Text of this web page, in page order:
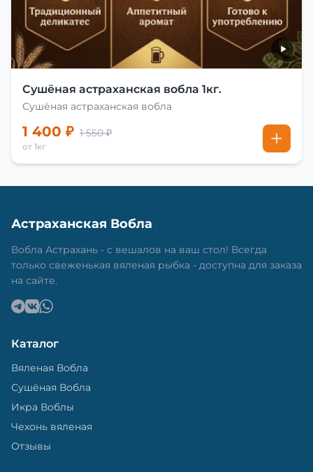
Сушёная астраханская вобла 1кг.
Сушёная астраханская вобла
1 400 ₽ 1 550 ₽
от 1кг
Астраханская Вобла
Вобла Астрахань - с вешалов на ваш стол! Всегда
только свеженькая вяленая рыбка - доступна для заказа
на сайте.
Каталог
Вяленая Вобла
Сушёная Вобла
Икра Воблы
Чехонь вяленая
Отзывы